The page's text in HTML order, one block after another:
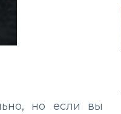
но если вы